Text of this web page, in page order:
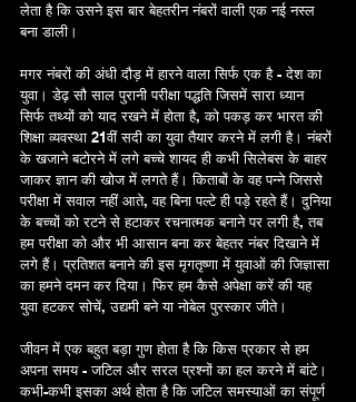
लेता है कि उसने इस बार बेहतरीन नंबरों वाली एक नई नस्ल
बना डाली।
मगर नंबरों की अंधी दौड़ में हारने वाला सिर्फ एक है - देश का
युवा। डेढ़ सौ साल पुरानी परीक्षा पद्धति जिसमें सारा ध्यान
सिर्फ तथ्यों को याद रखने में होता है, को पकड़ कर भारत की
शिक्षा व्यवस्था 21वीं सदी का युवा तैयार करने में लगी है। नंबरों
के खजाने बटोरने में लगे बच्चे शायद ही कभी सिलेबस के बाहर
जाकर ज्ञान की खोज में लगते हैं। किताबों के वह पन्ने जिससे
परीक्षा में सवाल नहीं आते, वह बिना पल्टे ही पड़े रहते हैं। दुनिया
के बच्चों को रटने से हटाकर रचनात्मक बनाने पर लगी है, तब
हम परीक्षा को और भी आसान बना कर बेहतर नंबर दिखाने में
लगे हैं। प्रतिशत बनाने की इस मृगतृष्णा में युवाओं की जिज्ञासा
का हमने दमन कर दिया। फिर हम कैसे अपेक्षा करें की यह
युवा हटकर सोचें, उद्यमी बने या नोबेल पुरस्कार जीते।
जीवन में एक बहुत बड़ा गुण होता है कि किस प्रकार से हम
अपना समय - जटिल और सरल प्रश्नों का हल करने में बांटे।
कभी-कभी इसका अर्थ होता है कि जटिल समस्याओं का संपूर्ण